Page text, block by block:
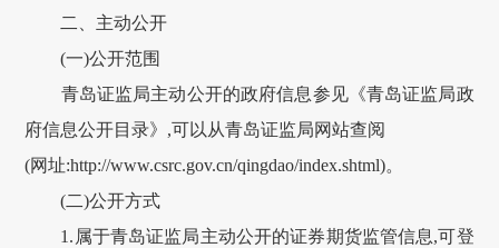
二、主动公开
(一)公开范围
青岛证监局主动公开的政府信息参见《青岛证监局政
府信息公开目录》,可以从青岛证监局网站查阅
(网址:http://www.csrc.gov.cn/qingdao/index.shtml)。
(二)公开方式
1.属于青岛证监局主动公开的证券期货监管信息,可登